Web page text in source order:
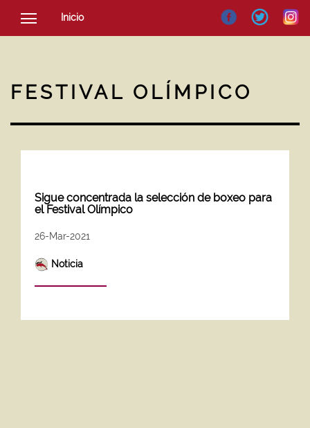
Inicio
SOCIEDAD
NOTICIAS
FESTIVAL OLÍMPICO
Sigue concentrada la selección de boxeo para
el Festival Olímpico
26-Mar-2021
Noticia